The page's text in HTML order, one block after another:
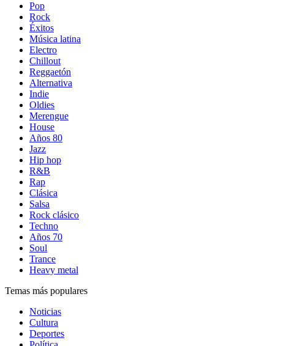
Pop
Rock
Éxitos
Música latina
Electro
Chillout
Reggaetón
Alternativa
Indie
Oldies
Merengue
House
Años 80
Jazz
Hip hop
R&B
Rap
Clásica
Salsa
Rock clásico
Techno
Años 70
Soul
Trance
Heavy metal
Temas más populares
Noticias
Cultura
Deportes